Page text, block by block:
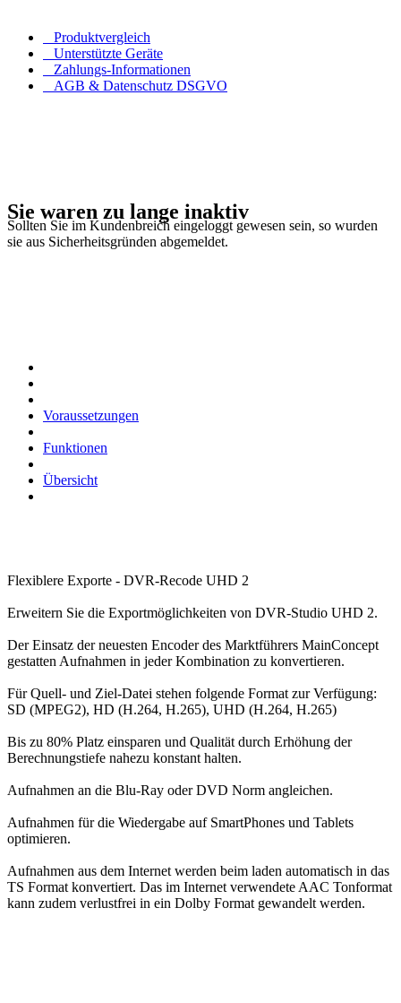
Produktvergleich
Unterstützte Geräte
Zahlungs-Informationen
AGB & Datenschutz DSGVO
Sie waren zu lange inaktiv
Sollten Sie im Kundenbreich eingeloggt gewesen sein, so wurden
sie aus Sicherheitsgründen abgemeldet.
Voraussetzungen
Funktionen
Übersicht
Flexiblere Exporte - DVR-Recode UHD 2
Erweitern Sie die Exportmöglichkeiten von DVR-Studio UHD 2.
Der Einsatz der neuesten Encoder des Marktführers MainConcept
gestatten Aufnahmen in jeder Kombination zu konvertieren.
Für Quell- und Ziel-Datei stehen folgende Format zur Verfügung:
SD (MPEG2), HD (H.264, H.265), UHD (H.264, H.265)
Bis zu 80% Platz einsparen und Qualität durch Erhöhung der
Berechnungstiefe nahezu konstant halten.
Aufnahmen an die Blu-Ray oder DVD Norm angleichen.
Aufnahmen für die Wiedergabe auf SmartPhones und Tablets
optimieren.
Aufnahmen aus dem Internet werden beim laden automatisch in das
TS Format konvertiert. Das im Internet verwendete AAC Tonformat
kann zudem verlustfrei in ein Dolby Format gewandelt werden.